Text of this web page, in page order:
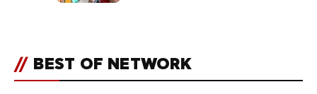
// BEST OF NETWORK